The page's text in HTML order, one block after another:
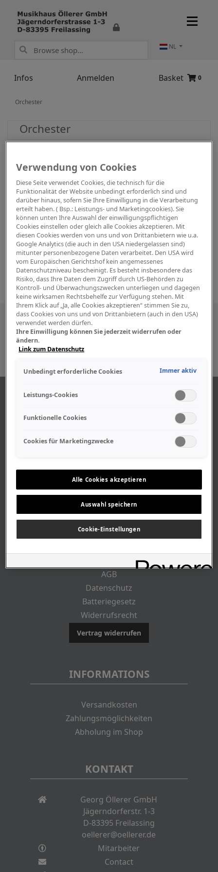
Infos Anmelden Basket 0
NL
Orchester
Orchester
Besuchen Sie uns auch in den sozialen
Medien
Geschäftszeiten
Stellenangebote
Geschichte
CUSTOMER INFO
AGB
Datenschutz
Batteriegesetz
Widerrufsrecht
Vertrag widerrufen
INFORMATIONS
Versandkosten
Zahlungsmöglichkeiten
Abholung im Shop
KONTAKT
Georg Öllerer GmbH
Jägerndorferstr. 1-3
D-83395 Freilassing
oellerer@oellerer.de
Mitarbeiter
Contact
Verwendung von Cookies
Diese Seite verwendet Cookies, die technisch für die
Funktionalität der Website unbedingt erforderlich sind und
darüber hinaus, sofern Sie Ihre Einwilligung in die Verarbeitung
erteilt haben. ( Bsp.: Leistungs- und Marketingcookies). Sie
können unten Ihre Auswahl der einwilligungspflichtigen
Cookies einstellen oder gleich alle Cookies akzeptieren. Mit
diesen Cookies werden von uns und von Drittanbietern wie u.a.
Google Analytics (die auch in den USA niedergelassen sind)
mitunter personenbezogene Daten verarbeitet. Den USA wird
vom Europäischen Gerichtshof kein angemessenes
Datenschutzniveau bescheinigt. Es besteht insbesondere das
Risiko, dass Ihre Daten dem Zugriff durch US-Behörden zu
Kontroll- und Überwachungszwecken unterliegen und dagegen
keine wirksamen Rechtsbehelfe zur Verfügung stehen. Mit
Ihrem Klick auf „Ja, alle Cookies akzeptieren“ stimmen Sie zu,
dass Cookies von uns und von Drittanbietern (auch in den USA)
verwendet werden dürfen.
Ihre Einwilligung können Sie jederzeit widerrufen oder
ändern.
Link zum Datenschutz
Unbedingt erforderliche Cookies Immer aktiv
Leistungs-Cookies
Funktionelle Cookies
Cookies für Marketingzwecke
Alle Cookies akzeptieren
Auswahl speichern
Cookie-Einstellungen